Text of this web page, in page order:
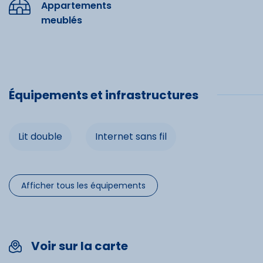
Appartements
meublés
Équipements et infrastructures
Lit double Internet sans fil
Afficher tous les équipements
Chèques
Voir sur la carte